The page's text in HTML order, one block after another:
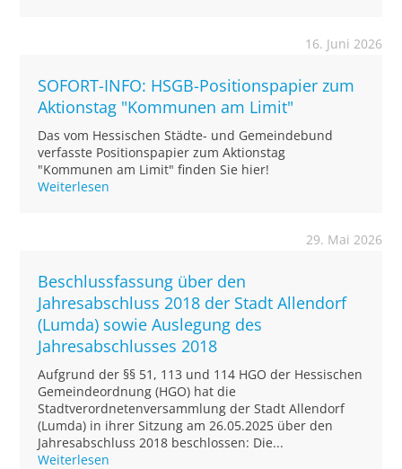
16. Juni 2026
SOFORT-INFO: HSGB-Positionspapier zum
Aktionstag "Kommunen am Limit"
Das vom Hessischen Städte- und Gemeindebund
verfasste Positionspapier zum Aktionstag
"Kommunen am Limit" finden Sie hier!
Weiterlesen
29. Mai 2026
Beschlussfassung über den
Jahresabschluss 2018 der Stadt Allendorf
(Lumda) sowie Auslegung des
Jahresabschlusses 2018
Aufgrund der §§ 51, 113 und 114 HGO der Hessischen
Gemeindeordnung (HGO) hat die
Stadtverordnetenversammlung der Stadt Allendorf
(Lumda) in ihrer Sitzung am 26.05.2025 über den
Jahresabschluss 2018 beschlossen: Die...
Weiterlesen